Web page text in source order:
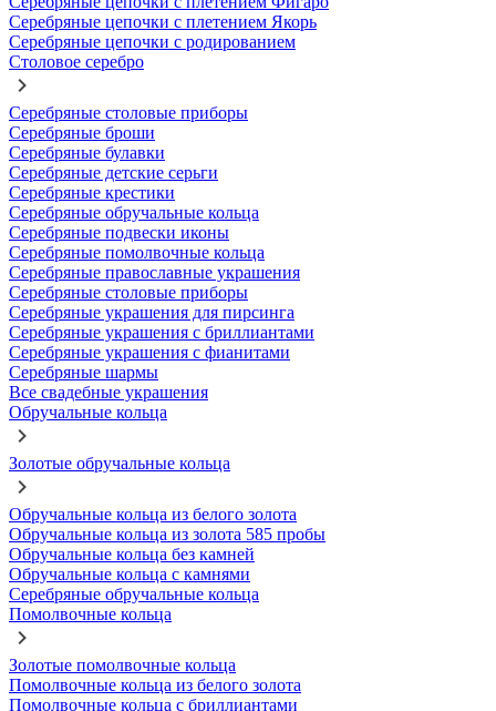
Серебряные цепочки с плетением Якорь
Серебряные цепочки с родированием
Столовое серебро
Серебряные столовые приборы
Серебряные броши
Серебряные булавки
Серебряные детские серьги
Серебряные крестики
Серебряные обручальные кольца
Серебряные подвески иконы
Серебряные помолвочные кольца
Серебряные православные украшения
Серебряные столовые приборы
Серебряные украшения для пирсинга
Серебряные украшения с бриллиантами
Серебряные украшения с фианитами
Серебряные шармы
Все свадебные украшения
Обручальные кольца
Золотые обручальные кольца
Обручальные кольца из белого золота
Обручальные кольца из золота 585 пробы
Обручальные кольца без камней
Обручальные кольца с камнями
Серебряные обручальные кольца
Помолвочные кольца
Золотые помолвочные кольца
Помолвочные кольца из белого золота
Помолвочные кольца с бриллиантами